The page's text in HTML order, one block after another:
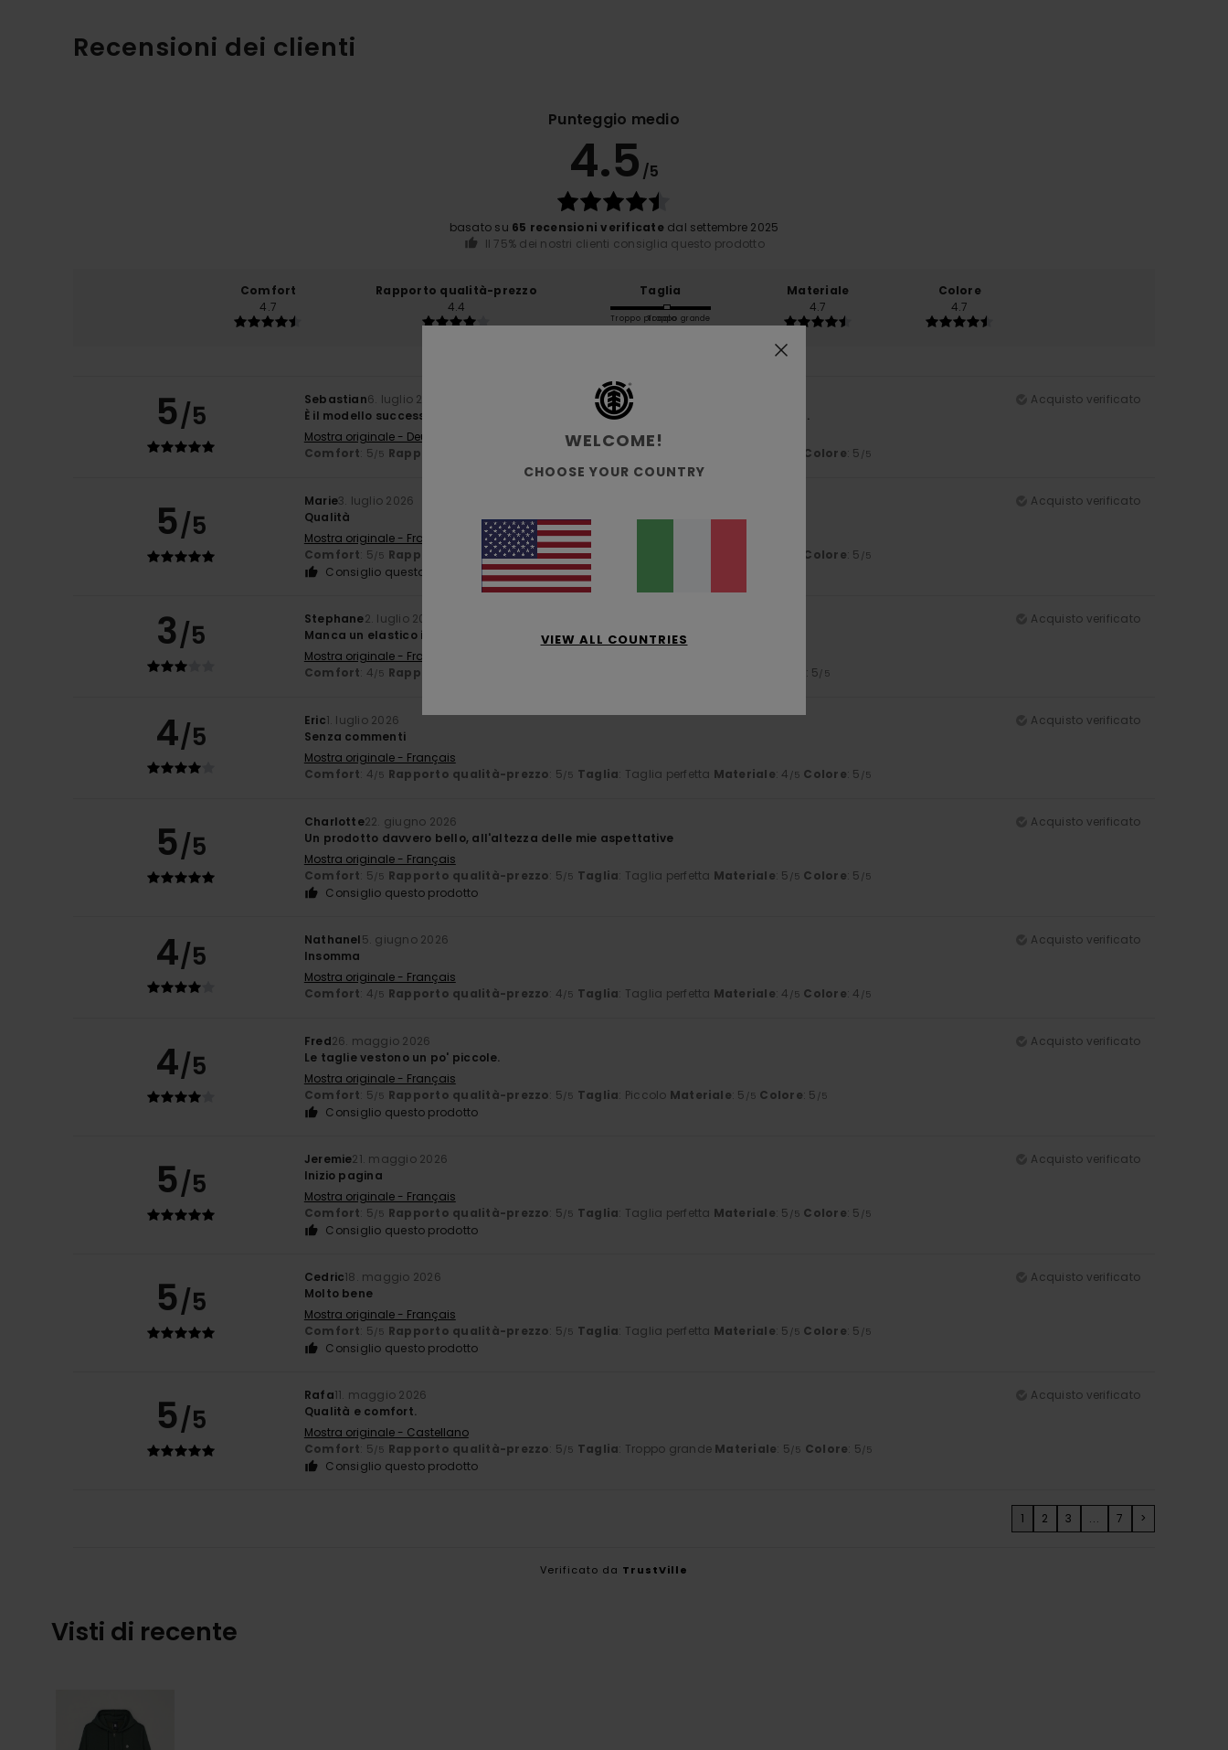
Recensioni dei clienti
Punteggio medio
4.5 /5
basato su 65 recensioni verificatedal settembre 2025
Il 75% dei nostri clienti consiglia questo prodotto
Comfort
4.7
Rapporto qualità-prezzo
4.4
Taglia
Troppo piccoloTroppo grande
Materiale
4.7
Colore
4.7
5/5 Sebastian6. luglio 2026
Acquisto verificato
È il modello successivo alla mia giacca preferita, la giacca con cappuccio Cornell.
Mostra originale - Deutsch
Comfort: 5/5 Rapporto qualità-prezzo Colore: 5 /5
5/5
Marie3. luglio 2026
Acquisto verificato
Qualità
Mostra originale - Français
Comfort: 5/5 Rapporto qualità-prezzo: 5/5 Taglia Colore: 5 /5
Consiglio questo prodotto
3/5 Stephane2. luglio 2026
Acquisto verificato
Manca un elastico in fondo / che stringe
Mostra originale - Français
Comfort: 4/5 Rapporto qualità-prezzo : 5/5
4/5 Eric1. luglio 2026
Acquisto verificato
Senza commenti
Mostra originale - Français
Comfort: 4/5 Rapporto qualità-prezzo: 5/5 Taglia: Taglia perfetta Materiale: 4 /5 Colore: 5 /5
5/5
Charlotte22. giugno 2026
Acquisto verificato
Un prodotto davvero bello, all'altezza delle mie aspettative
Mostra originale - Français
Comfort: 5/5 Rapporto qualità-prezzo: 5/5 Taglia: Taglia perfetta Materiale: 5 /5 Colore: 5 /5
Consiglio questo prodotto
4/5 Nathanel5. giugno 2026
Acquisto verificato
Insomma
Mostra originale - Français
Comfort: 4/5 Rapporto qualità-prezzo: 4/5 Taglia: Taglia perfetta Materiale: 4 /5 Colore: 4 /5
4/5
Fred26. maggio 2026
Acquisto verificato
Le taglie vestono un po' piccole.
Mostra originale - Français
Comfort: 5/5 Rapporto qualità-prezzo: 5/5 Taglia: Piccolo Materiale: 5 /5 Colore: 5 /5
Consiglio questo prodotto
5/5
Jeremie21. maggio 2026
Acquisto verificato
Inizio pagina
Mostra originale - Français
Comfort: 5/5 Rapporto qualità-prezzo: 5/5 Taglia: Taglia perfetta Materiale: 5 /5 Colore: 5 /5
Consiglio questo prodotto
5/5
Cedric18. maggio 2026
Acquisto verificato
Molto bene
Mostra originale - Français
Comfort: 5/5 Rapporto qualità-prezzo: 5/5 Taglia: Taglia perfetta Materiale: 5 /5 Colore: 5 /5
Consiglio questo prodotto
5/5
Rafa11. maggio 2026
Acquisto verificato
Qualità e comfort.
Mostra originale - Castellano
Comfort: 5/5 Rapporto qualità-prezzo: 5/5 Taglia: Troppo grande Materiale: 5/5 Colore: 5/5
Consiglio questo prodotto
1 2 3 ... 7 >
Verificato da TrustVille
Visti di recente
WELCOME!
CHOOSE YOUR COUNTRY
VIEW ALL COUNTRIES